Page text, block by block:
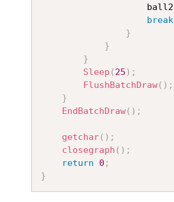
					ball2
break
}
}
}
Sleep ( 25 ) ;
FlushBatchDraw( ) ;
}
EndBatchDraw( ) ;
getchar( ) ;
closegraph ( ) ;
return
0 ;
}